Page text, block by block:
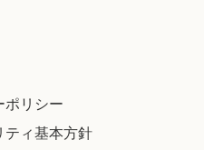
ポリシー
ィ基本方針